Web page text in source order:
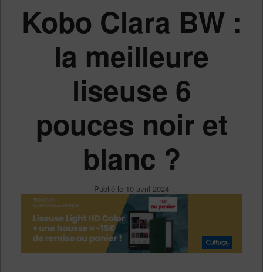
principal
secondaire
Kobo Clara BW :
la meilleure
liseuse 6
pouces noir et
blanc ?
Publié le 10 avril 2024